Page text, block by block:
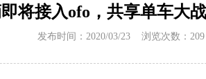
将接入ofo，共享单车大
发布时间：2020/03/23 浏览次数： 209